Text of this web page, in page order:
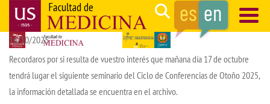
main
content
Search
Navegación
principal
16/10/2025
Recordaros por si resulta de vuestro interés que mañana día 17 de octubre
tendrá lugar el siguiente seminario del Ciclo de Conferencias de Otoño 2025,
la información detallada se encuentra en el archivo.